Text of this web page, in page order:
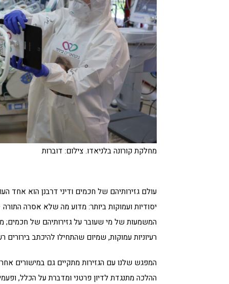
מחלקת קורונה בלניאדו. צילום: דוברות
עולם גזירותיהם של חכמים ודיני דרבנן הוא
יסודיות ועמוקות ביותר: מדוע מה שלא אסרה
המשמעות של מי שעובר על גזירותיהם של חכמים;
רעיוניות עמוקות, שמיום שהתחילו להיכתב
המפגש שלנו עם הגזירות מתקיים גם במישורים
ההלכה מתנגדת לדיון פרטני ומדברת על הכלל,